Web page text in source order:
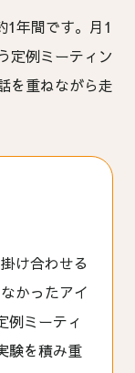
1年間です。月1
定例ミーティン
を重ねながら走
け合わせる
かったアイ
例ミーティ
験を積み重